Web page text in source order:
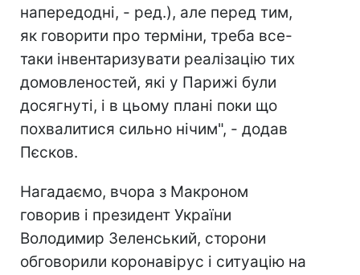
напередодні, - ред.), але перед тим,
як говорити про терміни, треба все-
таки інвентаризувати реалізацію тих
домовленостей, які у Парижі були
досягнуті, і в цьому плані поки що
похвалитися сильно нічим", - додав
Пєсков.
Нагадаємо, вчора з Макроном
говорив і президент України
Володимир Зеленський, сторони
обговорили коронавірус і ситуацію на